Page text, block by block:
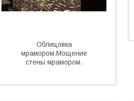
Облицовка
мрамором.Мощение
стены мрамором.